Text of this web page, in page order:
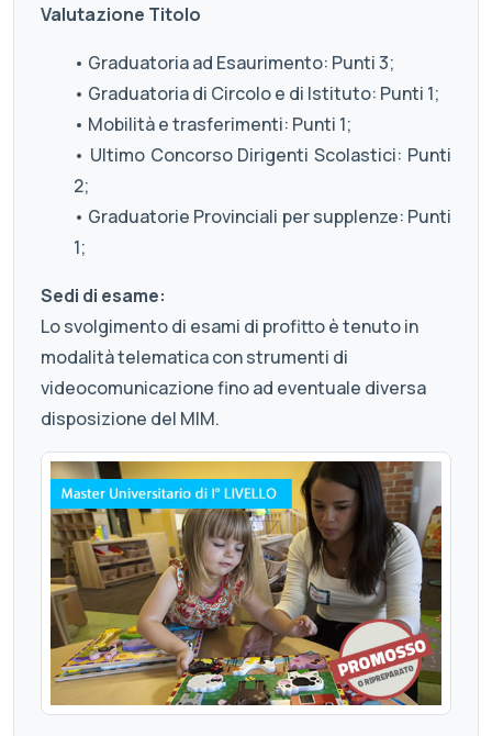
Valutazione Titolo
• Graduatoria ad Esaurimento: Punti 3;
• Graduatoria di Circolo e di Istituto: Punti 1;
• Mobilità e trasferimenti: Punti 1;
• Ultimo Concorso Dirigenti Scolastici: Punti
2;
• Graduatorie Provinciali per supplenze: Punti
1;
Sedi di esame:
Lo svolgimento di esami di profitto è tenuto in
modalità telematica con strumenti di
videocomunicazione fino ad eventuale diversa
disposizione del MIM.